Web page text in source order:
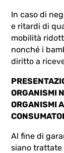
In caso di
e ritardi di
mobilità
nonché i
diritto a
ORGANISMI
ORGANISMI
Al fine di
siano trattate